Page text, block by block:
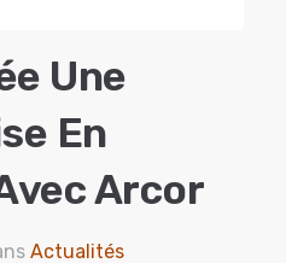
Une
En
Arcor
Actualités